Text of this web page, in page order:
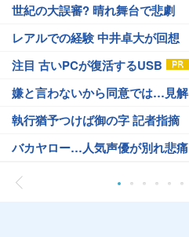
世紀の大誤審? 晴れ舞台で悲劇
レアルでの経験 中井卓大が回想
注目 古いPCが復活するUSB
嫌と言わないから同意では…見解
執行猶予つけば御の字 記者指摘
バカヤロー…人気声優が別れ悲痛